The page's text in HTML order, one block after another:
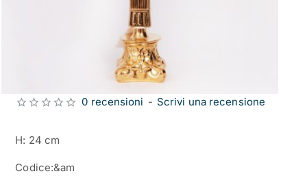
H: 24 cm
Codice:&am
0 recensioni - Scrivi una recensione